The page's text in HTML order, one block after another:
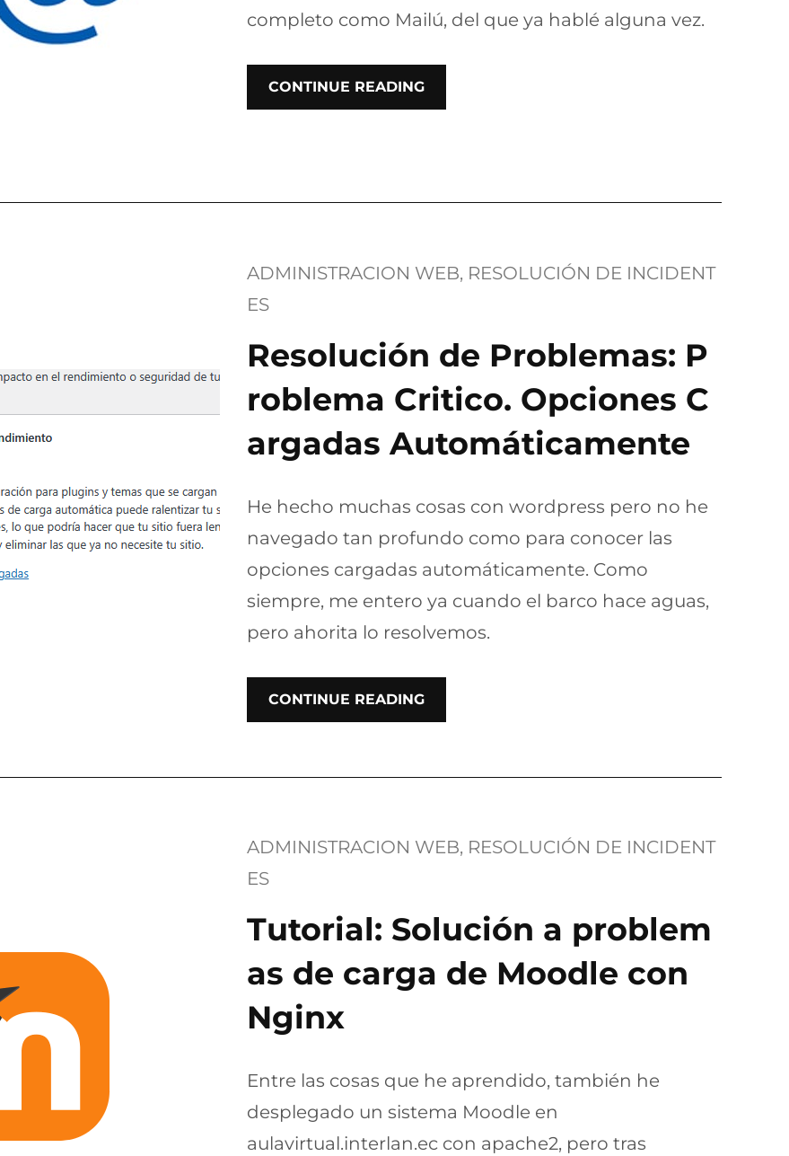
completo como Mailú, del que ya hablé alguna vez.
CONTINUE READING
ADMINISTRACION WEB, RESOLUCIÓN DE INCIDENT
ES
Resolución de Problemas: P
roblema Critico. Opciones C
argadas Automáticamente
He hecho muchas cosas con wordpress pero no he
navegado tan profundo como para conocer las
opciones cargadas automáticamente. Como
siempre, me entero ya cuando el barco hace aguas,
pero ahorita lo resolvemos.
CONTINUE READING
ADMINISTRACION WEB, RESOLUCIÓN DE INCIDENT
ES
Tutorial: Solución a problem
as de carga de Moodle con
Nginx
Entre las cosas que he aprendido, también he
desplegado un sistema Moodle en
aulavirtual.interlan.ec con apache2, pero tras